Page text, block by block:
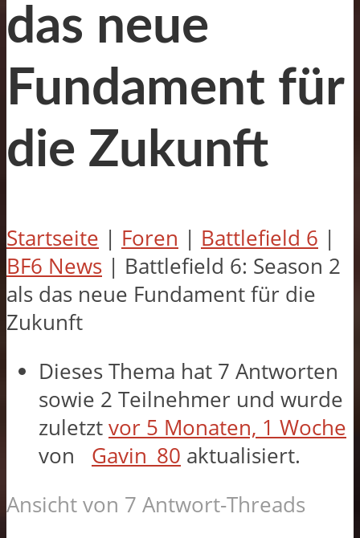
das neue
Fundament für
die Zukunft
Startseite | Foren | Battlefield 6 |
BF6 News | Battlefield 6: Season 2
als das neue Fundament für die
Zukunft
Dieses Thema hat 7 Antworten
sowie 2 Teilnehmer und wurde
zuletzt vor 5 Monaten, 1 Woche
von
Gavin_80 aktualisiert.
Ansicht von 7 Antwort-Threads